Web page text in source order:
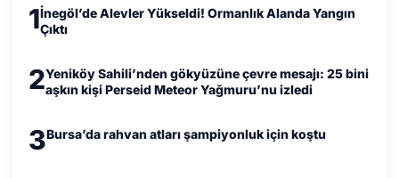
1İnegöl’de Alevler Yükseldi! Ormanlık Alanda Yangın
Çıktı
2Yeniköy Sahili’nden gökyüzüne çevre mesajı: 25 bini
aşkın kişi Perseid Meteor Yağmuru’nu izledi
3Bursa’da rahvan atları şampiyonluk için koştu